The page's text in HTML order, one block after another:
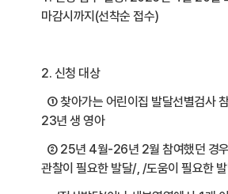
마감시까지(선착순 접수)
2. 신청 대상
① 찾아가는 어린이집 발달선별검사
23년 생 영아
② 25년 4월-26년 2월 참여했던 경
관찰이 필요한 발달/, /도움이 필요한